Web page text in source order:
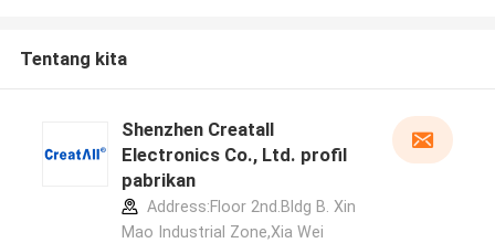
Tentang kita
Shenzhen Creatall
Electronics Co., Ltd. profil
pabrikan
Address:Floor 2nd.Bldg B. Xin
Mao Industrial Zone,Xia Wei